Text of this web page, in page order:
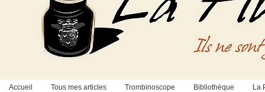
Accueil Tous mes articles Trombinoscope Bibliothèque La